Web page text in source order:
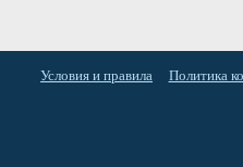
Условия и правила Политика